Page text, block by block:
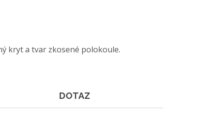
kryt a tvar zkosené polokoule.
DOTAZ